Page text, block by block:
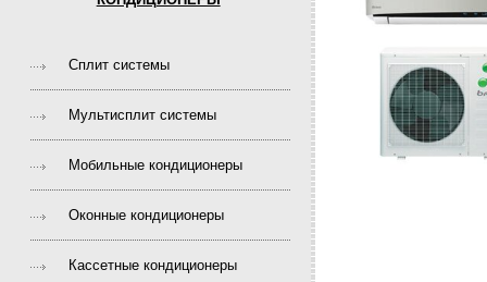
Cплит системы
Мультисплит системы
Мобильные кондиционеры
Оконные кондиционеры
Кассетные кондиционеры